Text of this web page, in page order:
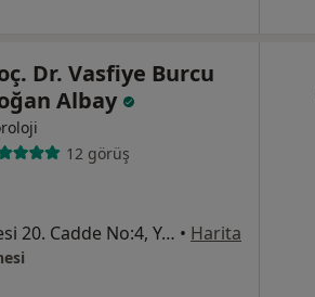
Dr. Vasfiye Burcu
Albay
12 görüş
Güvenevler Mahallesi 20. Cadde No:4, Yenişehir • Harita